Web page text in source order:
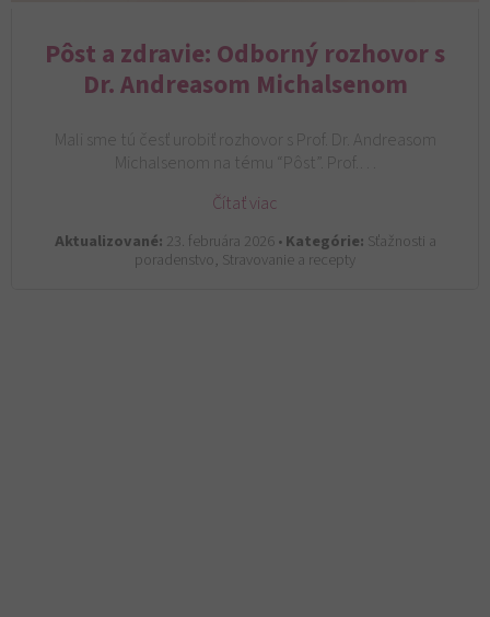
Pôst a zdravie: Odborný rozhovor s
Dr. Andreasom Michalsenom
Mali sme tú česť urobiť rozhovor s Prof. Dr. Andreasom
Michalsenom na tému “Pôst”. Prof.…
Čítať viac
Aktualizované: 23. februára 2026 •Kategórie: Sťažnosti a
poradenstvo, Stravovanie a recepty